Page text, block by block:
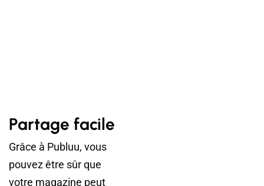
Partage facile
Grâce à Publuu, vous
pouvez être sûr que
votre magazine peut